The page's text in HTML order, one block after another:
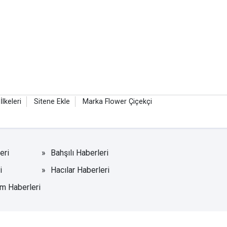
Sitene Ekle Marka Flower Çiçekçi
Bahşılı Haberleri
Hacılar Haberleri
Haberleri